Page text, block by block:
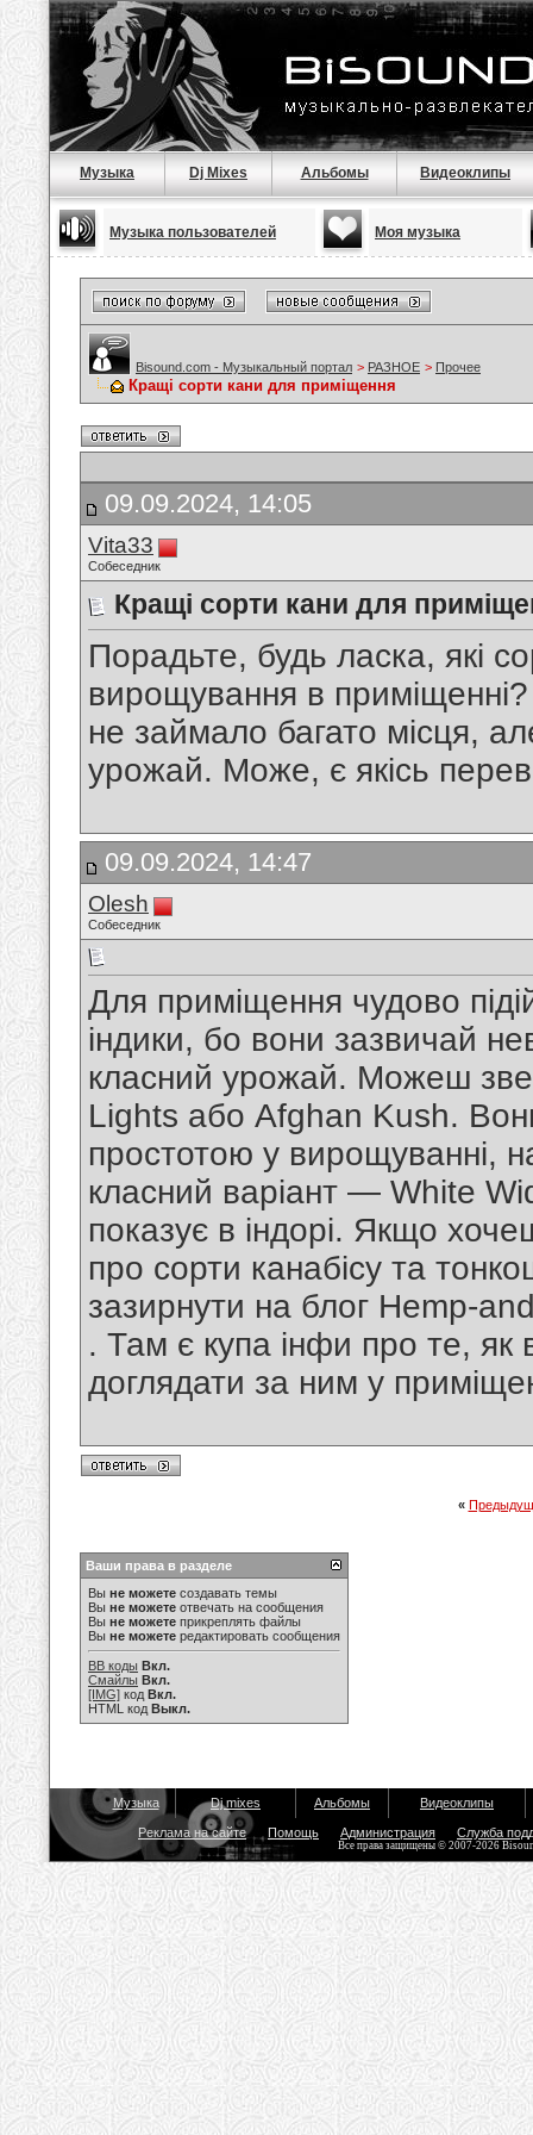
Музыка Dj Mixes Альбомы Видеоклипы
Музыка пользователей Моя музыка
Bisound.com - Музыкальный портал > РАЗНОЕ > Прочее
Кращі сорти кани для приміщення
09.09.2024, 14:05
Vita33
Собеседник
Кращі сорти кани для
Порадьте, будь ласка, які
вирощування в
не займало багато місця,
урожай. Може, є якісь
09.09.2024, 14:47
Olesh
Собеседник
Для приміщення чудово
індики, бо вони зазвичай
класний урожай. Можеш
Lights або Afghan Kush.
простотою у вирощуванні,
класний варіант — White
показує в індорі. Якщо
про сорти канабісу та
зазирнути на блог Hemp-
. Там є купа інфи про те, як
доглядати за ним у
«
Ваши права в разделе
Вы не можете создавать темы
Вы не можете отвечать на сообщения
Вы не можете прикреплять файлы
Вы не можете редактировать сообщения
BB коды Вкл.
Смайлы Вкл.
[IMG] код Вкл.
HTML код Выкл.
Музыка Dj mixes Альбомы Видеоклипы
Реклама на сайте Помощь Администрация Служба
Все права защищены © 2007-2026